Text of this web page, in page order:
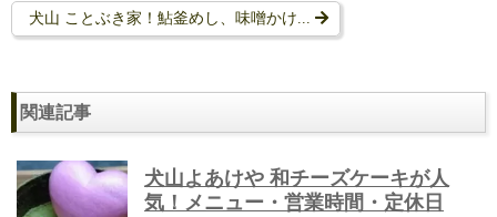
犬山 ことぶき家！鮎釜めし、味噌かけ...
関連記事
犬山よあけや 和チーズケーキが人
気！メニュー・営業時間・定休日